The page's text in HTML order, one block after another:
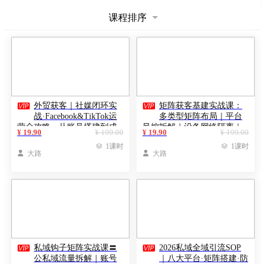
课程排序
 外贸获客｜社媒闭环实
战·Facebook&TikTok运
营全攻略，从账号搭建到成
交转化一站式落地教学
¥ 199.00
¥ 19.90
 大路
 1课时
 矩阵获客基建实战课：
多类型矩阵布局｜平台
风控拆解｜设备网络隔离｜
防关联全套落地教程
¥ 199.00
¥ 19.90
 大路
 1课时
 私域钩子矩阵实战课〓
公私域流量拆解｜账号
 2026私域全域引流SOP
｜八大平台·矩阵搭建·防